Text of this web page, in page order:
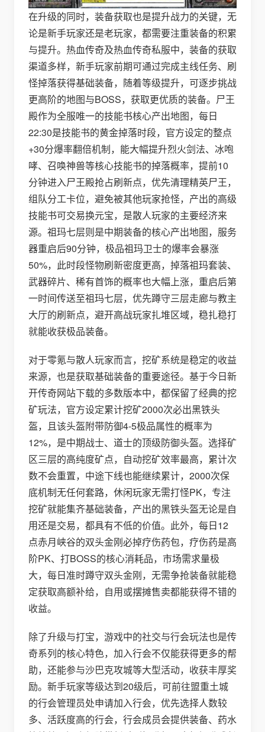
在升级的同时，装备获取也是提升战力的关键，无
论是新手玩家还是老玩家，都需要注重装备的积累
与提升。热血传奇及热血传奇私服中，装备的获取
渠道多样，新手玩家前期可通过完成主线任务、刷
怪掉落获得基础装备，随着等级提升，可逐步挑战
更高阶的地图与BOSS，获取更优质的装备。尸王
殿作为全服唯一的技能书核心产出地图，每日
22:30是技能书的黄金掉落时段，官方设定的整点
+30分爆率翻倍机制，能大幅提升烈火剑法、冰咆
哮、召唤神兽等核心技能书的掉落概率，提前10
分钟进入尸王殿抢占刷新点，优先清理精英尸王，
组队分工卡位，避免被其他玩家抢怪，产出的高级
技能书可交易换元宝，是散人玩家的主要经济来
源。祖玛七层则是中期装备的核心产出地图，服务
器重启后90分钟，极品祖玛卫士的爆率会暴涨
50%，此时段怪物刷新密度更高，掉落祖玛套装、
武器碎片、稀有首饰的概率也大幅上涨，重启后第
一时间传送至祖玛七层，优先蹲守三层走廊与教主
大厅的刷新点，避开高战玩家扎堆区域，稳扎稳打
就能收获极品装备。
对于零氪与散人玩家而言，挖矿系统是稳定的收益
来源，也是获取基础装备的重要途径。基于今日新
开传奇网站下载的多数版本中，都保留了经典的挖
矿玩法，官方设定累计挖矿2000次必出黑铁头
盔，且该头盔附带防御4-5极品属性的概率为
12%，是中期战士、道士的顶级防御头盔。选择矿
区三层的高纯度矿点，自动挖矿效率最高，累计次
数不会重置，中途下线也能继续累计，2000次保
底机制无任何套路，休闲玩家无需打怪PK，专注
挖矿就能集齐基础装备，产出的黑铁头盔无论是自
用还是交易，都具有不低的价值。此外，每日12
点赤月峡谷的双头金刚必掉疗伤药包，疗伤药是高
阶PK、打BOSS的核心消耗品，市场需求量极
大，每日准时蹲守双头金刚，无需争抢装备就能稳
定获取高额补给，自用或摆摊售卖都能获得不错的
收益。
除了升级与打宝，游戏中的社交与行会玩法也是传
奇系列的核心特色，加入行会不仅能获得更多的帮
助，还能参与沙巴克攻城等大型活动，收获丰厚奖
励。新手玩家等级达到20级后，可前往盟重土城
的行会管理员处申请加入行会，优先选择人数较
多、活跃度高的行会，行会成员会提供装备、药水